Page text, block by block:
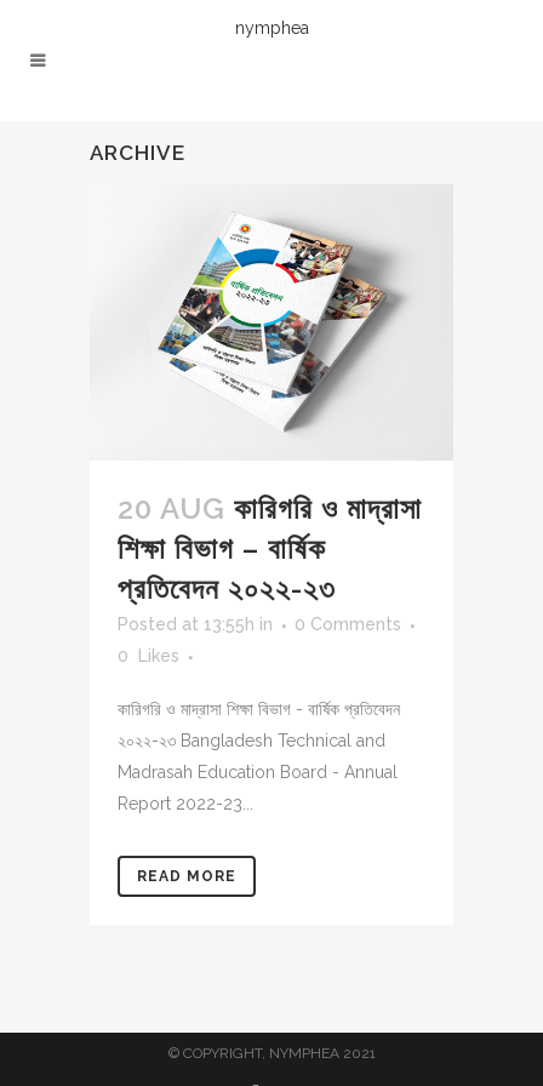
nymphea
ARCHIVE
20 AUG কারিগরি ও মাদ্রাসা
শিক্ষা বিভাগ – বার্ষিক
প্রতিবেদন ২০২২-২৩
Posted at 13:55h in
0 Comments
0
Likes
কারিগরি ও মাদ্রাসা শিক্ষা বিভাগ - বার্ষিক প্রতিবেদন
২০২২-২৩ Bangladesh Technical and
Madrasah Education Board - Annual
Report 2022-23...
READ MORE
© COPYRIGHT, NYMPHEA 2021